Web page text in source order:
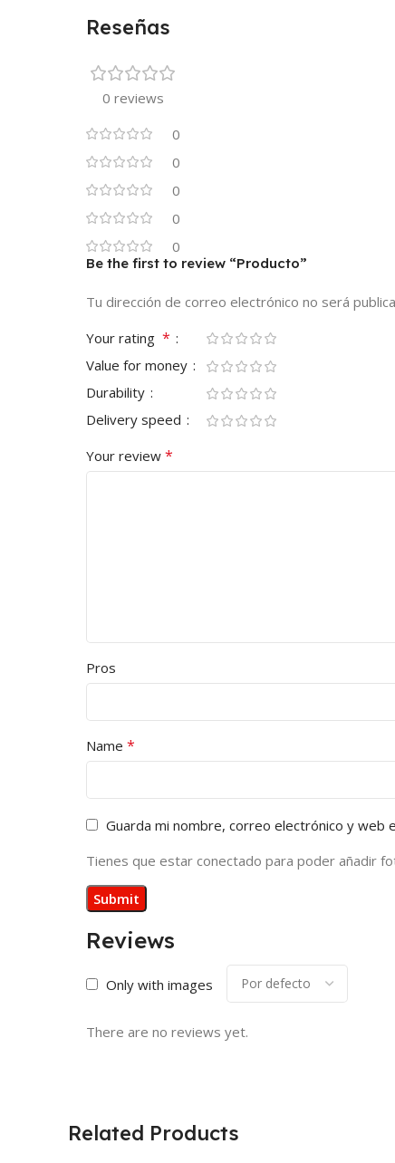
Reseñas
0 reviews
0
0
0
0
0
Reviews
Only with images
There are no reviews yet.
Be the first to review “Producto”
Tu dirección de correo electrónico no será
Your rating *
Value for money
Durability
Delivery speed
Your review *
Pros
Name *
Guarda mi nombre, correo electrónico y web
Tienes que estar conectado para poder añadir
Related Products